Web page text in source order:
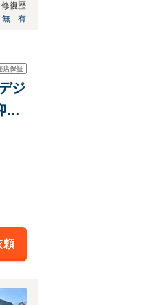
修復歴
無
有
店保証
ジ
制
頼